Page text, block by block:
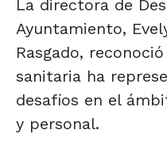
La directora de
Ayuntamiento,
Rasgado,
sanitaria ha
desafíos en el
y personal.